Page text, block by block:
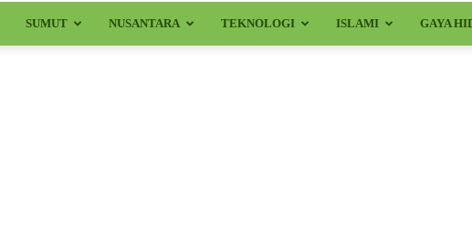
Kundur
SUMUT NUSANTARA TEKNOLOGI ISLAMI GAYA